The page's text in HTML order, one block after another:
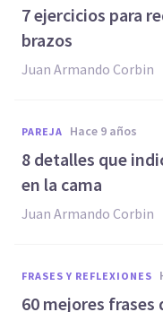
​7 ejercicios para
brazos
Juan Armando Corbin
PAREJA hace 9 años
​8 detalles que
en la cama
Juan Armando Corbin
FRASES Y REFLEXIONES
​60 mejores frases